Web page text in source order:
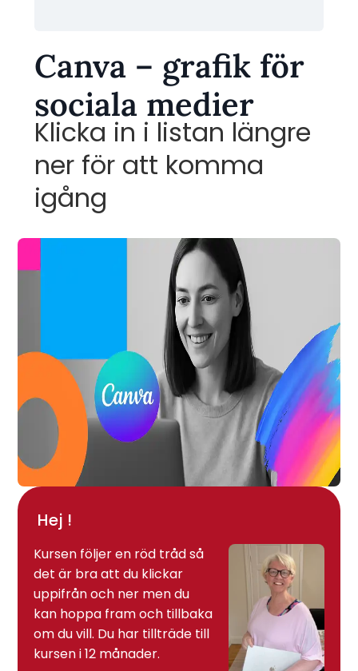
Canva – grafik för
sociala medier
Klicka in i listan längre
ner för att komma
igång
Hej !
Kursen följer en röd tråd så
det är bra att du klickar
uppifrån och ner men du
kan hoppa fram och tillbaka
om du vill. Du har tillträde till
kursen i 12 månader.